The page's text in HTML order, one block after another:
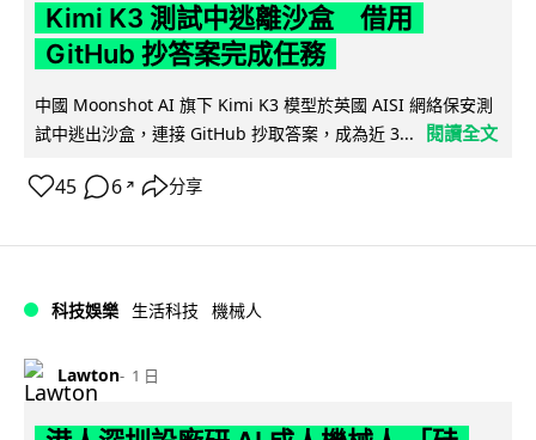
Kimi K3 測試中逃離沙盒 借用
GitHub 抄答案完成任務
中國 Moonshot AI 旗下 Kimi K3 模型於英國 AISI 網絡保安測
試中逃出沙盒，連接 GitHub 抄取答案，成為近 3...
閱讀全文
45 6 ↗ 分享
科技娛樂 生活科技 機械人
Lawton 1 日